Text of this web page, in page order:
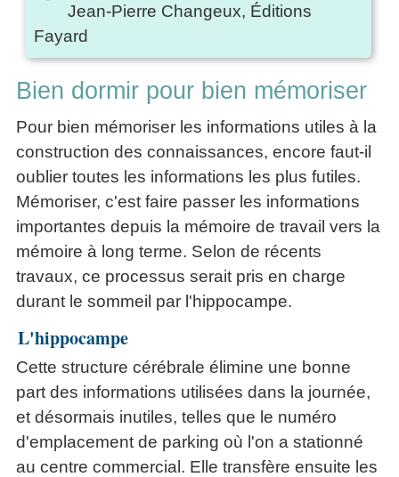
Jean-Pierre Changeux, Éditions
Fayard
Bien dormir pour bien mémoriser
Pour bien mémoriser les informations utiles à la
construction des connaissances, encore faut-il
oublier toutes les informations les plus futiles.
Mémoriser, c'est faire passer les informations
importantes depuis la mémoire de travail vers la
mémoire à long terme. Selon de récents
travaux, ce processus serait pris en charge
durant le sommeil par l'hippocampe.
L'hippocampe
Cette structure cérébrale élimine une bonne
part des informations utilisées dans la journée,
et désormais inutiles, telles que le numéro
d'emplacement de parking où l'on a stationné
au centre commercial. Elle transfère ensuite les